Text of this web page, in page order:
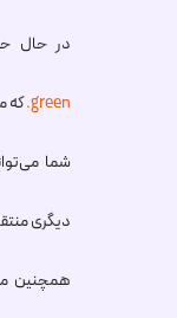
در حال
.greenکه
شما
دیگری
همچنین